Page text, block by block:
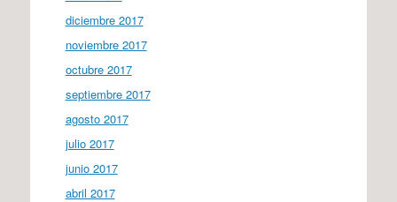
diciembre 2017
noviembre 2017
octubre 2017
septiembre 2017
agosto 2017
julio 2017
junio 2017
abril 2017